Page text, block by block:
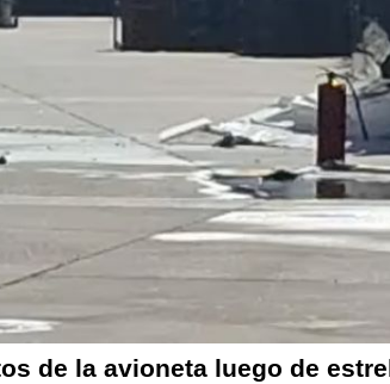
de la avioneta luego de